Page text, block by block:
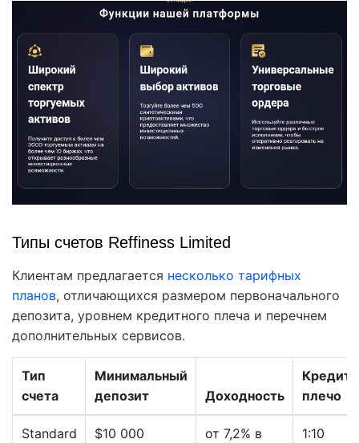
Типы счетов Reffiness Limited
Клиентам предлагается несколько тарифных
планов, отличающихся размером первоначального
депозита, уровнем кредитного плеча и перечнем
дополнительных сервисов.
Тип
счета
Минимальный
депозит
Доходность
плечо
Standard $10 000
от 7,2% в
1:10